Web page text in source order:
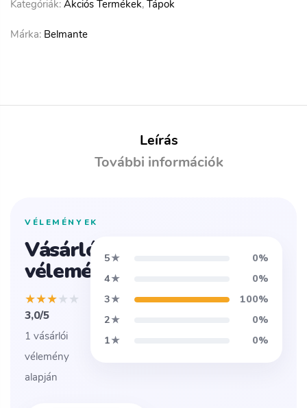
Kategóriák: Akciós Termékek, Tápok
Márka: Belmante
Leírás
További információk